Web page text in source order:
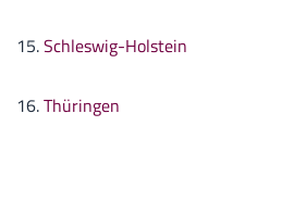
15.Schleswig-Holstein
16.Thüringen